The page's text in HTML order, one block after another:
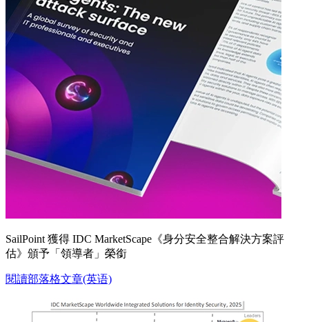
SailPoint 獲得 IDC MarketScape《身分安全整合解決方案評
估》頒予「領導者」榮銜
閱讀部落格文章(英语)